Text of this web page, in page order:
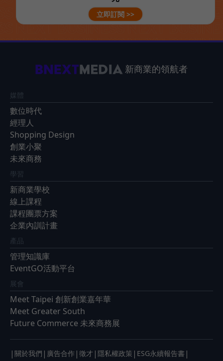
立即訂閱 >>
新商業的領航者
媒體
數位時代
經理人
Shopping Design
創業小聚
未來商務
學習
新商業學校
線上課程
課程團票方案
企業內訓計畫
產品
管理知識庫
EventGO活動平台
展會
Meet Taipei 創新創業嘉年華
Meet Greater South
Future Commerce 未來商務展
| 關於我們 | 廣告合作 | 徵才 | 隱私權政策 | ESG永續報告書 |